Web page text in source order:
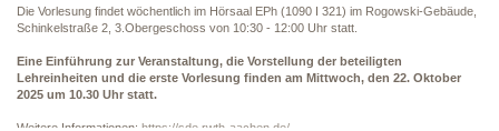
Die Vorlesung findet wöchentlich im Hörsaal EPh (1090 I 321) im Rogowski-Gebäude,
Schinkelstraße 2, 3.Obergeschoss von 10:30 - 12:00 Uhr statt.
Eine Einführung zur Veranstaltung, die Vorstellung der beteiligten
Lehreinheiten und die erste Vorlesung finden am Mittwoch, den 22. Oktober
2025 um 10.30 Uhr statt.
Weitere Informationen: https://sde.rwth-aachen.de/